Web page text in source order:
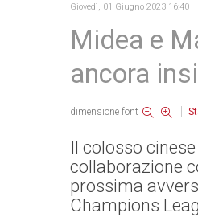
Giovedì, 01 Giugno 2023 16:40
Midea e
ancora
dimensione font
Il colosso
collaborazione
prossima
Champions